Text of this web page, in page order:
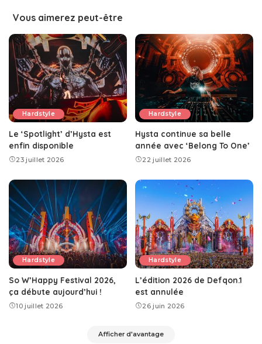
Vous aimerez peut-être
Hardstyle
Le ‘Spotlight’ d’Hysta est
enfin disponible
23 juillet 2026
Hardstyle
Hysta continue sa belle
année avec ‘Belong To One’
22 juillet 2026
Hardstyle
So W’Happy Festival 2026,
ça débute aujourd’hui !
10 juillet 2026
Hardstyle
L’édition 2026 de Defqon.1
est annulée
26 juin 2026
Afficher d'avantage